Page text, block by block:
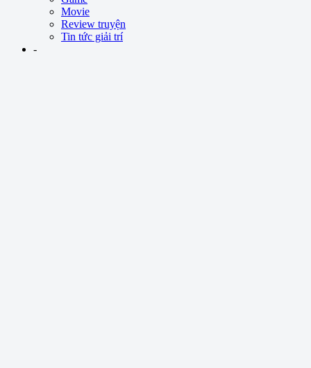
Movie
Review truyện
Tin tức giải trí
-